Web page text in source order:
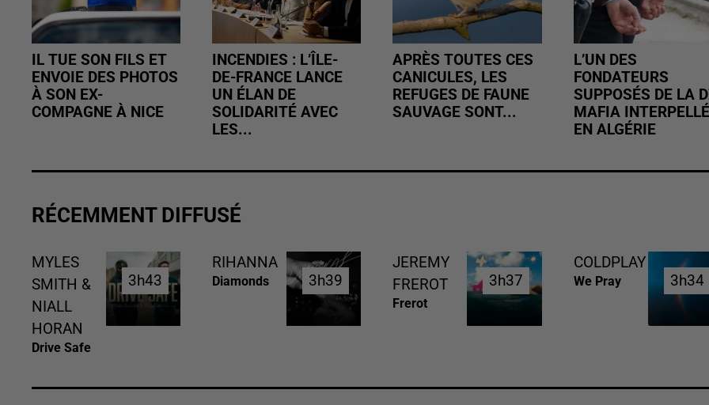
IL TUE SON FILS ET
ENVOIE DES PHOTOS
À SON EX-
COMPAGNE À NICE
INCENDIES : L’ÎLE-
DE-FRANCE LANCE
UN ÉLAN DE
SOLIDARITÉ AVEC
LES...
APRÈS TOUTES CES
CANICULES, LES
REFUGES DE FAUNE
SAUVAGE SONT...
L’UN DES
FONDATEURS
SUPPOSÉS DE LA
MAFIA INTERPELLÉ
EN ALGÉRIE
RÉCEMMENT DIFFUSÉ
MYLES
SMITH &
NIALL
HORAN
Drive Safe
3h43
3h43
RIHANNA
Diamonds 3h39
3h39
JEREMY
FREROT
Frerot
3h37
3h37
COLDPLAY
We Pray 3h34
3h34